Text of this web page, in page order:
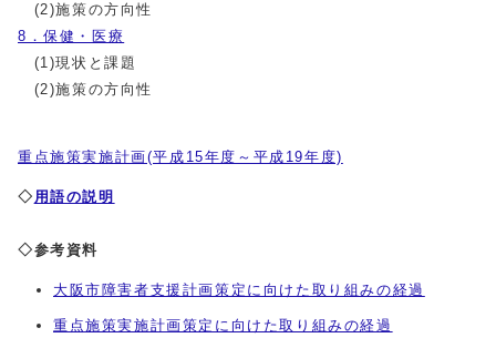
(2)施策の方向性
8．保健・医療
(1)現状と課題
(2)施策の方向性
重点施策実施計画(平成15年度～平成19年度)
◇ 用語の説明
◇参考資料
大阪市障害者支援計画策定に向けた取り組みの経過
重点施策実施計画策定に向けた取り組みの経過